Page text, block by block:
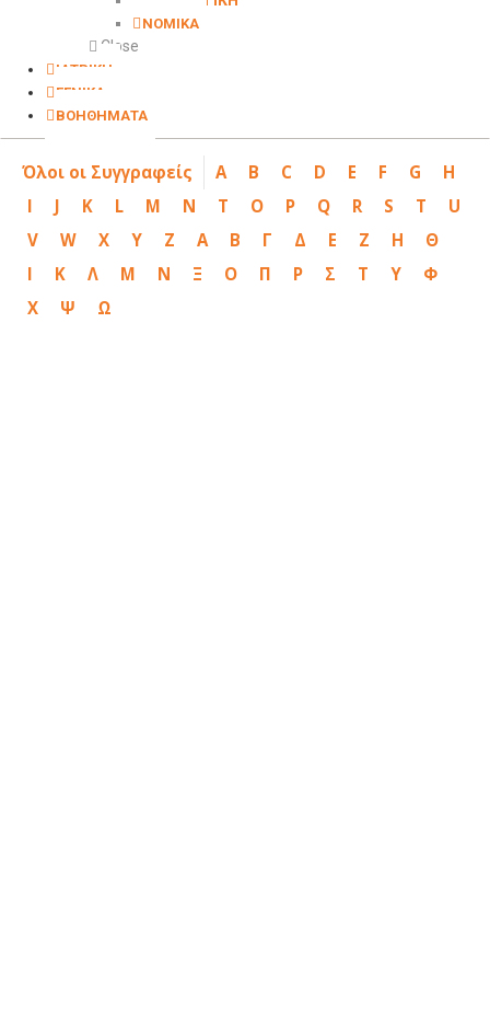
ΝΟΜΙΚΑ
Close
ΙΑΤΡΙΚΗ
ΓΕΝΙΚΑ
ΒΟΗΘΗΜΑΤΑ
Όλοι οι Συγγραφείς A B C D E F G
H
I
J K L M N T O P Q R S T
U
V
W X Y Z Α Β Γ Δ Ε Ζ Η
Θ
Ι
Κ Λ Μ Ν Ξ Ο Π Ρ Σ Τ Υ
Φ
Χ
Ψ Ω